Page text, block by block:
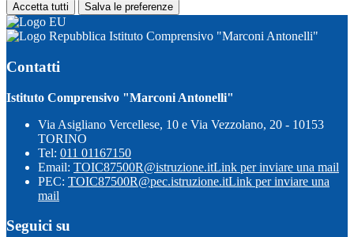
Accetta tutti Salva le preferenze
Istituto Comprensivo "Marconi Antonelli"
Contatti
Istituto Comprensivo "Marconi Antonelli"
Via Asigliano Vercellese, 10 e Via Vezzolano, 20 - 10153
TORINO
Tel: 011 01167150
Email: TOIC87500R@istruzione.itLink per inviare una mail
PEC: TOIC87500R@pec.istruzione.itLink per inviare una
mail
Seguici su